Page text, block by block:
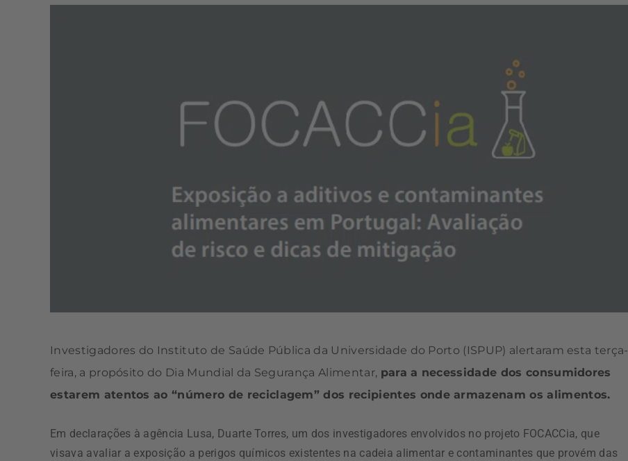
Investigadores do Instituto de Saúde Pública da Universidade do Porto (ISPUP) alertaram esta terça-
feira, a propósito do Dia Mundial da Segurança Alimentar, para a necessidade dos consumidores
estarem atentos ao “número de reciclagem” dos recipientes onde armazenam os alimentos.
Em declarações à agência Lusa, Duarte Torres, um dos investigadores envolvidos no projeto FOCACCia, que
visava avaliar a exposição a perigos químicos existentes na cadeia alimentar e contaminantes que provém das